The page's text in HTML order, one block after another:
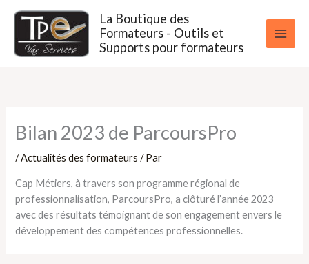
contenu
La Boutique des
Formateurs - Outils et
Supports pour formateurs
Bilan 2023 de ParcoursPro
/Actualités des formateurs / Par
Cap Métiers, à travers son programme régional de
professionnalisation, ParcoursPro, a clôturé l’année 2023
avec des résultats témoignant de son engagement envers le
développement des compétences professionnelles.